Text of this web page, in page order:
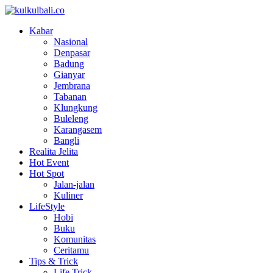
Kabar
Nasional
Denpasar
Badung
Gianyar
Jembrana
Tabanan
Klungkung
Buleleng
Karangasem
Bangli
Realita Jelita
Hot Event
Hot Spot
Jalan-jalan
Kuliner
LifeStyle
Hobi
Buku
Komunitas
Ceritamu
Tips & Trick